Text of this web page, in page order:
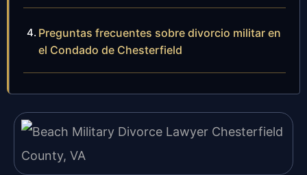
Preguntas frecuentes sobre divorcio militar en
el Condado de Chesterfield